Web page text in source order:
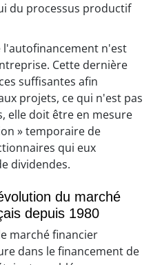
du processus productif
l'autofinancement n'est
Cette dernière
suffisantes afin
projets, ce qui n'est pas
elle doit être en mesure
» temporaire de
qui eux
dividendes.
du marché
depuis 1980
marché financier
dans le financement de